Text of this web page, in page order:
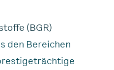
(BGR)
den Bereichen